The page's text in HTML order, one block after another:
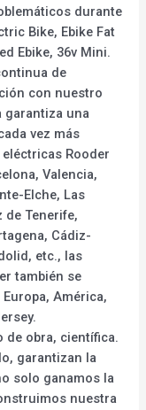
durante
Bike, Ebike Fat
Ebike, 36v Mini.
de
con nuestro
garantiza una
vez más
Rooder
Valencia,
Elche, Las
de Tenerife,
Cádiz-
etc., las
también se
América,
de obra, científica.
garantizan la
solo ganamos la
nuestra